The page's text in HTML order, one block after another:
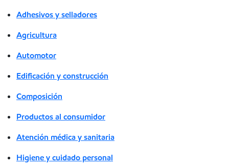
Adhesivos y selladores
Agricultura
Automotor
Edificación y construcción
Composición
Productos al consumidor
Atención médica y sanitaria
Higiene y cuidado personal